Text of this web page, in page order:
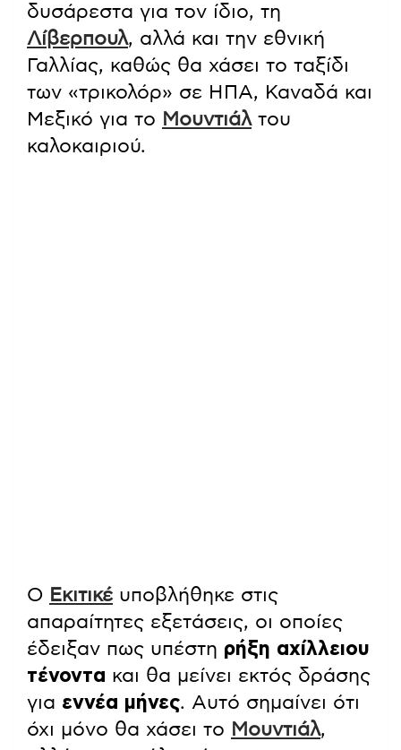
δυσάρεστα για τον ίδιο, τη
Λίβερπουλ, αλλά και την εθνική
Γαλλίας, καθώς θα χάσει το ταξίδι
των «τρικολόρ» σε ΗΠΑ, Καναδά και
Μεξικό για το Μουντιάλτου
καλοκαιριού.
Ο Εκιτικέυποβλήθηκε στις
απαραίτητες εξετάσεις, οι οποίες
έδειξαν πως υπέστη ρήξη αχίλλειου
τένοντα και θα μείνει εκτός δράσης
για εννέα μήνες. Αυτό σημαίνει ότι
όχι μόνο θα χάσει το Μουντιάλ,